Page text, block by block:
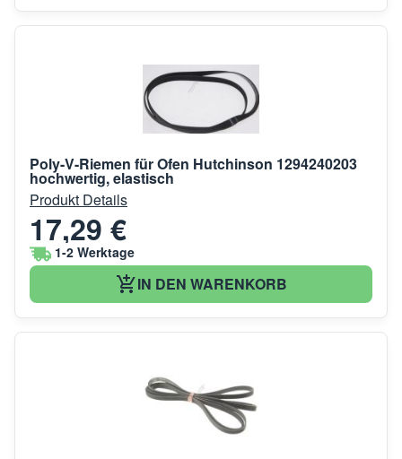
Poly-V-Riemen für Ofen Hutchinson 1294240203
hochwertig, elastisch
Produkt Details
17,29 €
1-2 Werktage
IN DEN WARENKORB